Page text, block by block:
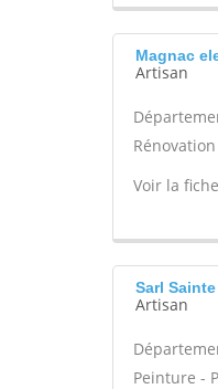
Magnac
Artisan
Voir la
Sarl
Artisan
Peinture -